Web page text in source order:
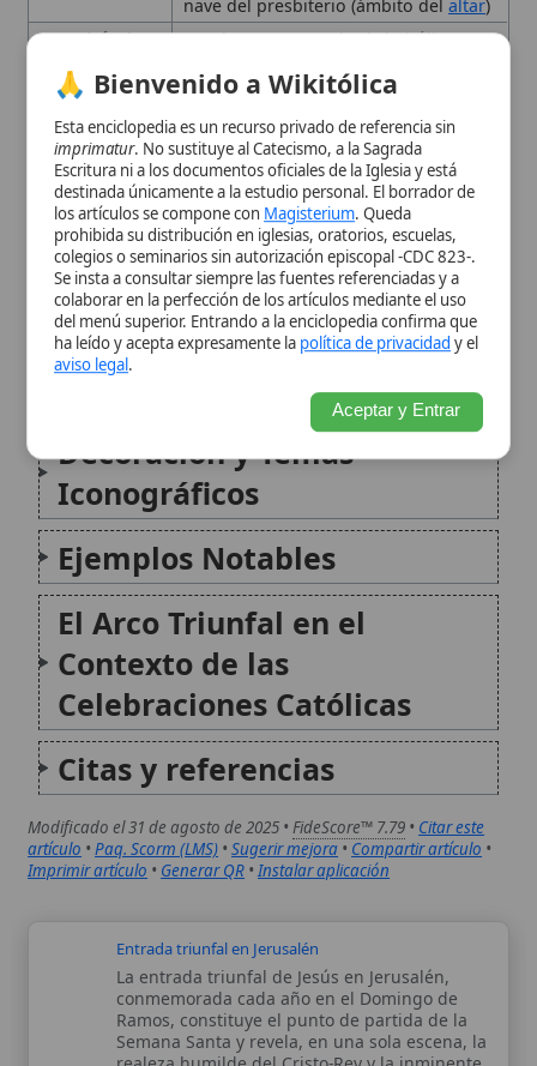
Orígenes y Evolución en la
Arquitectura Cristiana
El Arco Triunfal como Puerta
de lo Sagrado
Decoración y Temas
Iconográficos
Ejemplos Notables
El Arco Triunfal en el
Celebraciones Católicas
Citas y referencias
Modificado el 31 de agosto de 2025 •FideScore™ 7.79
artículo• Paq. Scorm (LMS) • Sugerir mejora • Compartir artículo
Imprimir artículo•Generar QR•Instalar aplicación
Entrada triunfal en Jerusalén
La entrada triunfal de Jesús en Jerusalén,
conmemorada cada año en el Domingo de
Ramos, constituye el punto de partida de la
realeza humilde del Cristo-Rey y la inminente
Pasión que...
Santa Juana de Arco
Santa Juana de Arco, conocida también como
entre Francia e Inglaterra. Nacida en
Domrémy en 1412, su vida se...
Autor:Comité editorial
prohibida su distribución en iglesias, oratorios, escuelas,
colegios o seminarios sin autorización episcopal -CDC 823-.
colaborar en la perfección de los artículos mediante el uso
del menú superior. Entrando a la enciclopedia confirma que
ha leído y acepta expresamente la política de privacidad
y el
aviso legal.
Aceptar y Entrar